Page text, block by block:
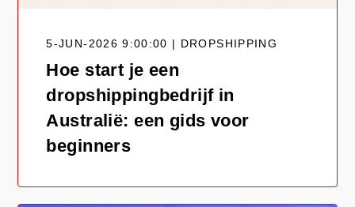
5-JUN-2026 9:00:00 | DROPSHIPPING
Hoe start je een
dropshippingbedrijf in
Australië: een gids voor
beginners